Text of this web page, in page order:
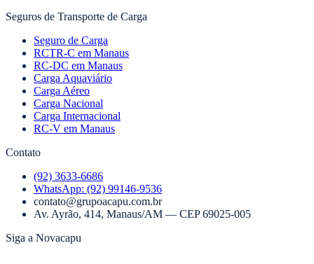
Seguros de Transporte de Carga
Seguro de Carga
RCTR-C em Manaus
RC-DC em Manaus
Carga Aquaviário
Carga Aéreo
Carga Nacional
Carga Internacional
RC-V em Manaus
Contato
(92) 3633-6686
WhatsApp: (92) 99146-9536
contato@grupoacapu.com.br
Av. Ayrão, 414, Manaus/AM — CEP69025-005
Siga a Novacapu